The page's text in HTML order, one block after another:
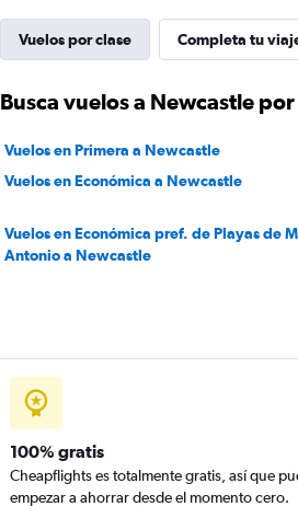
Vuelos por clase Completa tu
Busca vuelos a Newcastle
Vuelos en Primera a Newcastle
Vuelos en Económica a Newcastle
Vuelos en Económica pref. de Playas de
Antonio a Newcastle
100% gratis
Cheapflights es totalmente gratis, así que
empezar a ahorrar desde el momento cero.